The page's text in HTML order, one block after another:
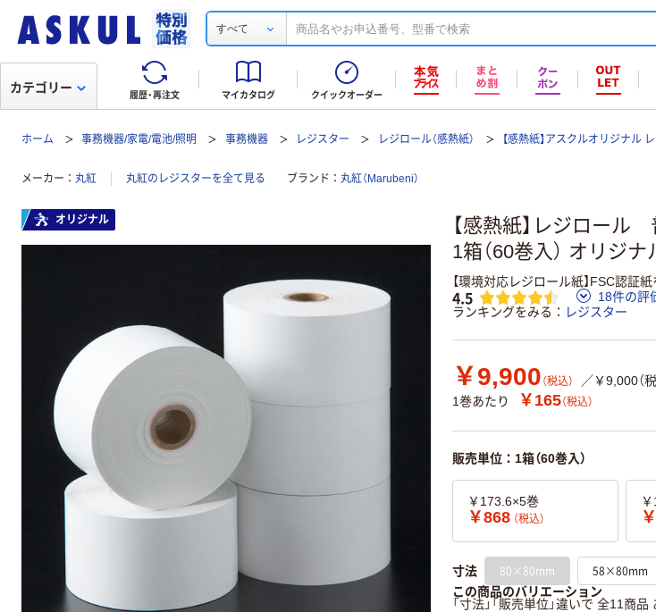
すべて
履歴・再注文 マイカタログ クイックオーダー
カテゴリー
ホーム 事務機器/家電/電池/照明 事務機器 レジスター レジロール（感熱紙） 【感熱紙】アスクルオリジナル
メーカー 丸紅 丸紅のレジスターを全て見る ブランド 丸紅（Marubeni）
【感熱紙】レジロー
1箱（60巻入） オリジナ
【環境対応レジロール紙】FSC認証
4.5 18件の評
ランキングをみる
レジスター
￥9,900 （税込）
／￥9,000（税
1巻あたり
￥165（税込）
販売単位：1箱（60巻入）
￥173.6×5巻
￥868 （税込）
寸法 80×80mm 58×80mm
この商品のバリエーション
「寸法」「販売単位」違いで 全11商品
オリジナル